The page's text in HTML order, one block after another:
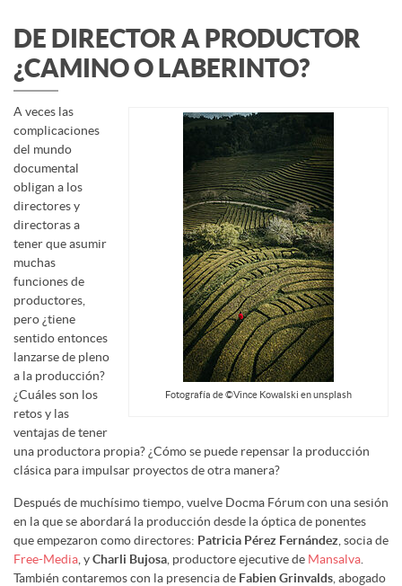
DE DIRECTOR A PRODUCTOR
¿CAMINO O LABERINTO?
Fotografía de ©Vince Kowalski en unsplash
A veces las
complicaciones
del mundo
documental
obligan a los
directores y
directoras a
tener que asumir
muchas
funciones de
productores,
pero ¿tiene
sentido entonces
lanzarse de pleno
a la producción?
¿Cuáles son los
retos y las
ventajas de tener
una productora propia? ¿Cómo se puede repensar la producción
clásica para impulsar proyectos de otra manera?
Después de muchísimo tiempo, vuelve Docma Fórum con una sesión
en la que se abordará la producción desde la óptica de ponentes
que empezaron como directores: Patricia Pérez Fernández , socia de
Free-Media , yCharli Bujosa , productore ejecutive de Mansalva
También contaremos con la presencia de Fabien Grinvalds , abogado